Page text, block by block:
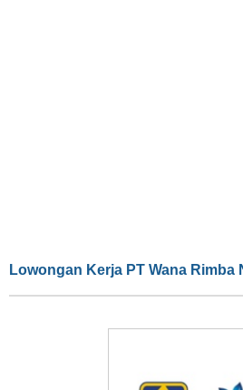
Lowongan Kerja PT Wana Rimba